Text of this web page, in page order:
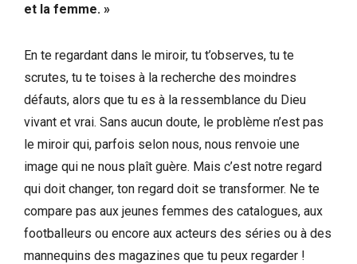
et la femme. »
En te regardant dans le miroir, tu t’observes, tu te
scrutes, tu te toises à la recherche des moindres
défauts, alors que tu es à la ressemblance du Dieu
vivant et vrai. Sans aucun doute, le problème n’est pas
le miroir qui, parfois selon nous, nous renvoie une
image qui ne nous plaît guère. Mais c’est notre regard
qui doit changer, ton regard doit se transformer. Ne te
compare pas aux jeunes femmes des catalogues, aux
footballeurs ou encore aux acteurs des séries ou à des
mannequins des magazines que tu peux regarder !